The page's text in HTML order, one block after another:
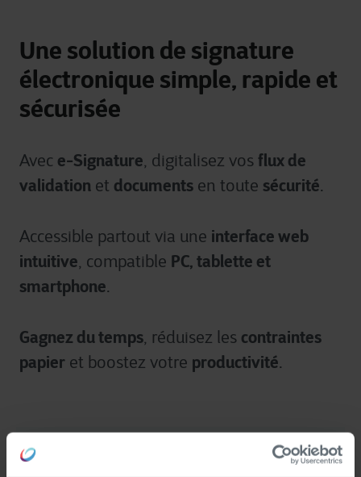
Une solution de signature
électronique simple, rapide et
sécurisée
Avec e-Signature, digitalisez vos flux de
validation et documents en toute sécurité.
Accessible partout via une interface web
intuitive, compatible PC, tablette et
smartphone.
Gagnez du temps, réduisez les contraintes
papier et boostez votre productivité.